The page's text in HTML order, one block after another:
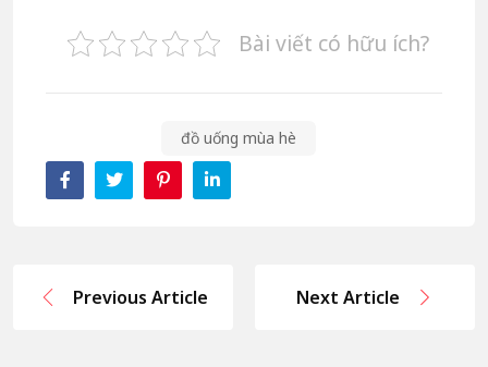
Bài viết có hữu ích?
đồ uống mùa hè
Previous Article Next Article